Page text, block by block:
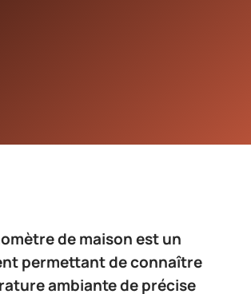
de maison est un
permettant de connaître
ambiante de précise